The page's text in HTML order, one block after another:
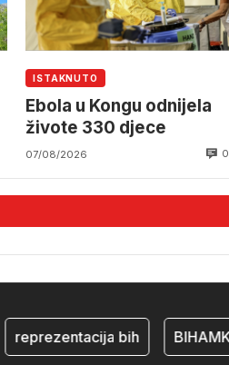
ISTAKNUTO
Ebola u Kongu odnijela
živote 330 djece
07/08/2026 0
reprezentacija bih BIHAMK